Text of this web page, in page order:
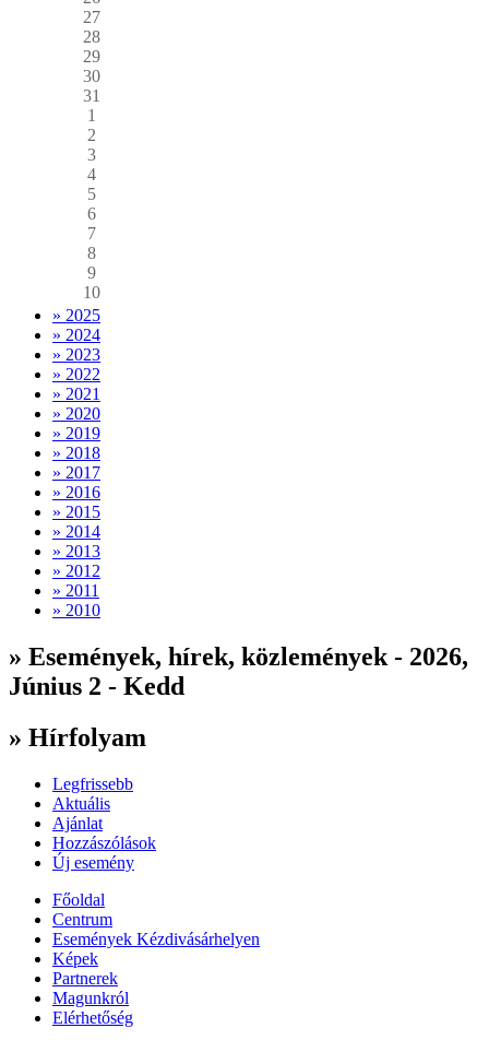
27
28
29
30
31
1
2
3
4
5
6
7
8
9
10
» 2025
» 2024
» 2023
» 2022
» 2021
» 2020
» 2019
» 2018
» 2017
» 2016
» 2015
» 2014
» 2013
» 2012
» 2011
» 2010
» Események, hírek, közlemények - 2026,
Június 2 - Kedd
» Hírfolyam
Legfrissebb
Aktuális
Ajánlat
Hozzászólások
Új esemény
Főoldal
Centrum
Események Kézdivásárhelyen
Képek
Partnerek
Magunkról
Elérhetőség